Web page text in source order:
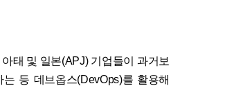
아태 및 일본(APJ) 기업들이 과거보
등 데브옵스(DevOps)를 활용해